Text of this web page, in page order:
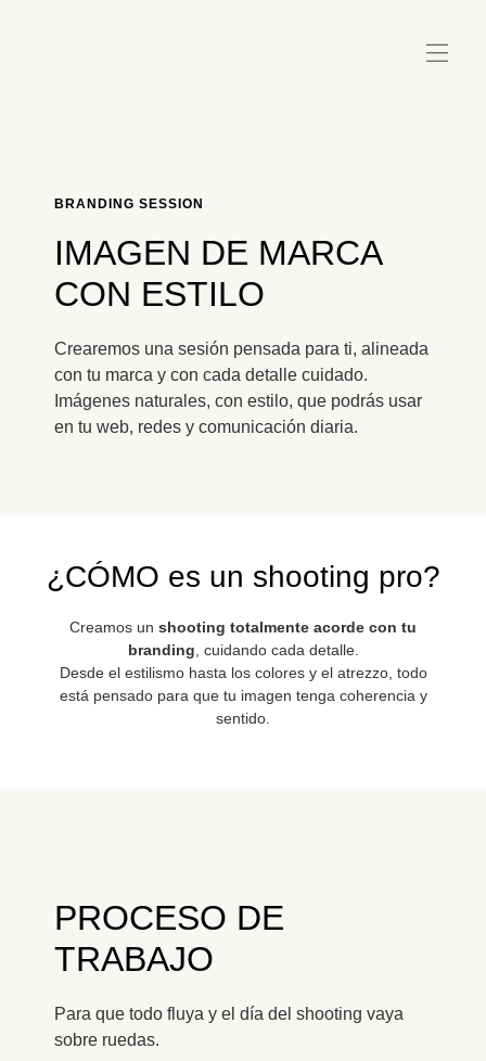
BRANDING SESSION
IMAGEN DE MARCA
CON ESTILO
Crearemos una sesión pensada para ti, alineada
con tu marca y con cada detalle cuidado.
Imágenes naturales, con estilo, que podrás usar
en tu web, redes y comunicación diaria.
¿CÓMO es un shooting pro?
Creamos un shooting totalmente acorde con tu
branding , cuidando cada detalle.
Desde el estilismo hasta los colores y el atrezzo, todo
está pensado para que tu imagen tenga coherencia y
sentido.
PROCESO DE
TRABAJO
Para que todo fluya y el día del shooting vaya
sobre ruedas.